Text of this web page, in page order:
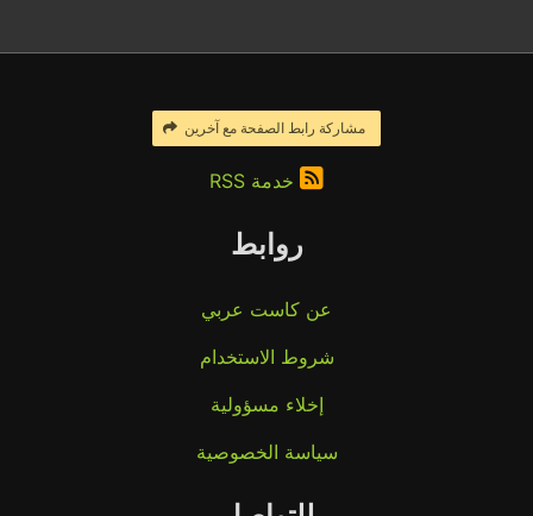
مشاركة رابط الصفحة مع آخرين
خدمة RSS
روابط
عن كاست عربي
شروط الاستخدام
إخلاء مسؤولية
سياسة الخصوصية